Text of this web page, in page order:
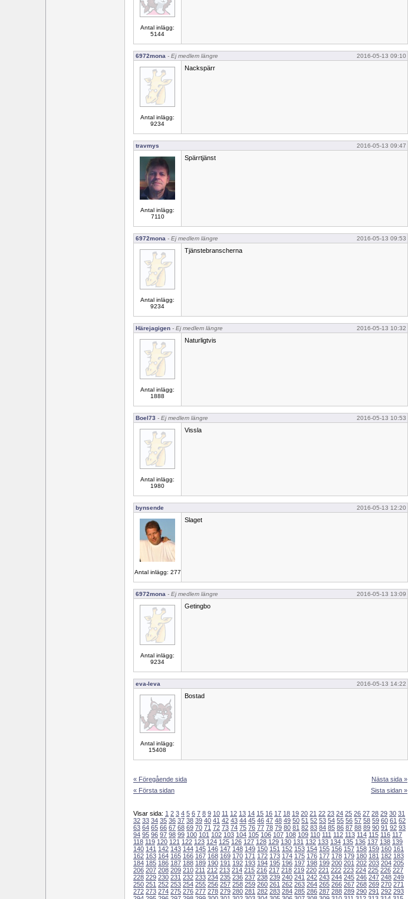
Antal inlägg:
5144
6972mona - Ej medlem längre 2016-05-13 09:10
Antal inlägg:
9234
Nackspärr
travmys 2016-05-13 09:47
Antal inlägg:
7110
Spärrtjänst
6972mona - Ej medlem längre 2016-05-13 09:53
Antal inlägg:
9234
Tjänstebranscherna
Härejagigen - Ej medlem längre 2016-05-13 10:32
Antal inlägg:
1888
Naturligtvis
Boel73 - Ej medlem längre 2016-05-13 10:53
Antal inlägg:
1980
Vissla
bynsende 2016-05-13 12:20
Antal inlägg: 277
Slaget
6972mona - Ej medlem längre 2016-05-13 13:09
Antal inlägg:
9234
Getingbo
eva-leva 2016-05-13 14:22
Antal inlägg:
15408
Bostad
« Föregående sida
« Första sidan
Nästa sida »
Sista sidan »
Visar sida: 1 2 3 4 5 6 7 8 9 10 11 12 13 14 15 16 17 18 19 20 21 22 23 24 25 26 27 28 29 30 31
32 33 34 35 36 37 38 39 40 41 42 43 44 45 46 47 48 49 50 51 52 53 54 55 56 57 58 59 60 61 62
63 64 65 66 67 68 69 70 71 72 73 74 75 76 77 78 79 80 81 82 83 84 85 86 87 88 89 90 91 92 93
94 95 96 97 98 99 100 101 102 103 104 105 106 107 108 109 110 111 112 113 114 115 116 117
118 119 120 121 122 123 124 125 126 127 128 129 130 131 132 133 134 135 136 137 138 139
140 141 142 143 144 145 146 147 148 149 150 151 152 153 154 155 156 157 158 159 160 161
162 163 164 165 166 167 168 169 170 171 172 173 174 175 176 177 178 179 180 181 182 183
184 185 186 187 188 189 190 191 192 193 194 195 196 197 198 199 200 201 202 203 204 205
206 207 208 209 210 211 212 213 214 215 216 217 218 219 220 221 222 223 224 225 226 227
228 229 230 231 232 233 234 235 236 237 238 239 240 241 242 243 244 245 246 247 248 249
250 251 252 253 254 255 256 257 258 259 260 261 262 263 264 265 266 267 268 269 270 271
272 273 274 275 276 277 278 279 280 281 282 283 284 285 286 287 288 289 290 291 292 293